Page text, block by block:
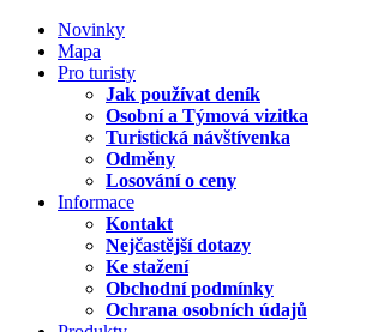
Novinky
Mapa
Pro turisty
Jak používat deník
Osobní a Týmová vizitka
Turistická návštívenka
Odměny
Losování o ceny
Informace
Kontakt
Nejčastější dotazy
Ke stažení
Obchodní podmínky
Ochrana osobních údajů